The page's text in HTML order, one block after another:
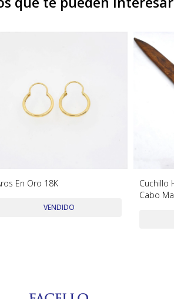
En Oro 18K
VENDIDO
Cuchillo
Cabo